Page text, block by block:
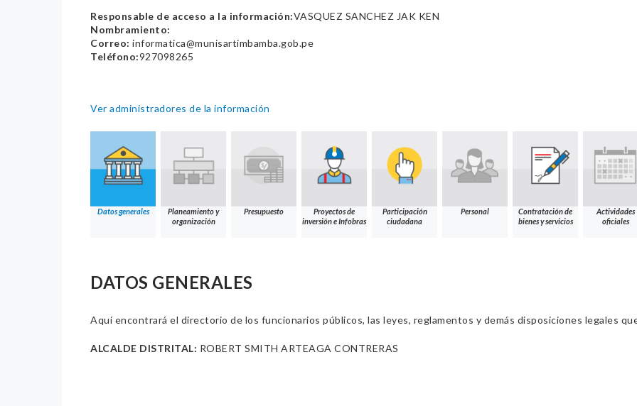
Responsable de acceso a la información:VASQUEZ SANCHEZ JAK KEN
Nombramiento:
Correo: informatica@munisartimbamba.gob.pe
Teléfono:927098265
Ver administradores de la información
Datos generales
Planeamiento y
organización
Presupuesto
Proyectos de
inversión e Infobras
Participación
ciudadana
Personal
Contratación de
bienes y servicios
Actividades
oficiales
DATOS GENERALES
Aquí encontrará el directorio de los funcionarios públicos, las leyes, reglamentos y demás disposiciones legales
ALCALDE DISTRITAL: ROBERT SMITH ARTEAGA CONTRERAS